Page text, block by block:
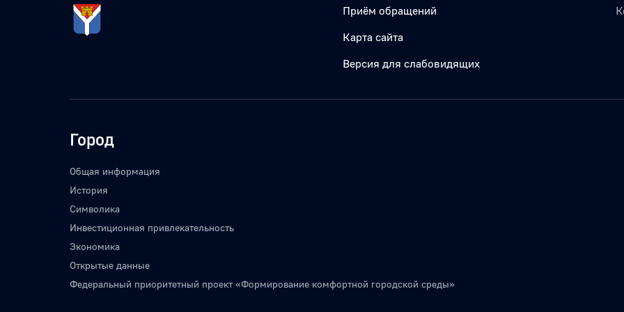
Приём обращений
Карта сайта
Версия для слабовидящих
Город
Общая информация
История
Символика
Инвестиционная привлекательность
Экономика
Открытые данные
Федеральный приоритетный проект «Формирование комфортной городской среды»